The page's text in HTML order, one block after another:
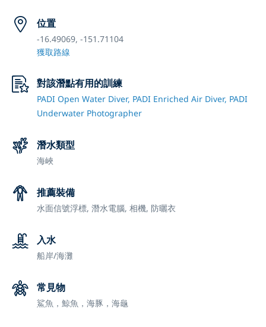
位置
-16.49069, -151.71104
獲取路線
對該潛點有用的訓練
PADI Open Water Diver, PADI Enriched Air Diver, PADI
Underwater Photographer
潛水類型
海峽
推薦裝備
水面信號浮標,潛水電腦,相機, 防曬衣
入水
船岸/海灘
常見物
鯊魚，鯨魚，海豚，海龜